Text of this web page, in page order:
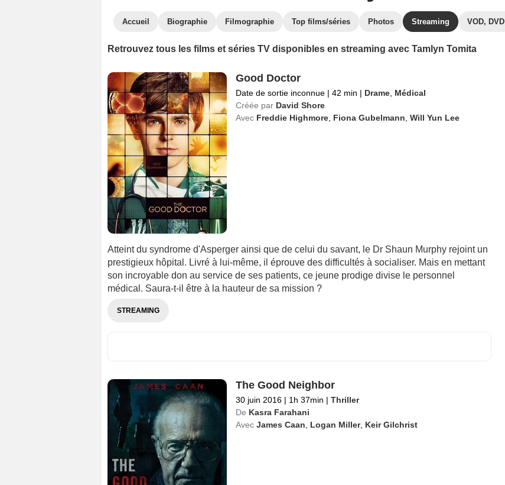
Accueil Biographie Filmographie Top films/séries Photos Streaming VOD, DVD
Retrouvez tous les films et séries TV disponibles en streaming avec Tamlyn Tomita
Good Doctor
Date de sortie inconnue | 42 min | Drame, Médical
Créée par David Shore
Avec Freddie Highmore, Fiona Gubelmann Will Yun Lee
Atteint du syndrome d'Asperger ainsi que de celui du savant, le Dr Shaun Murphy rejoint un
prestigieux hôpital. Livré à lui-même, il éprouve des difficultés à socialiser. Mais en mettant
son incroyable don au service de ses patients, ce jeune prodige divise le personnel
médical. Saura-t-il être à la hauteur de sa mission ?
STREAMING
The Good Neighbor
30 juin 2016 | 1h 37min | Thriller
De Kasra Farahani
Avec James Caan Logan Miller, Keir Gilchrist